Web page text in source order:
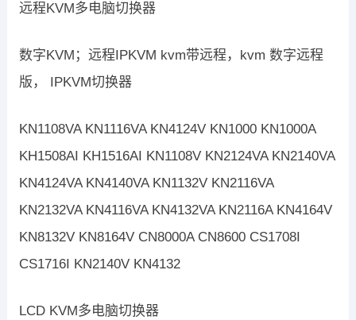
远程KVM多电脑切换器
数字KVM；远程IPKVM kvm带远程，kvm 数字远程
版， IPKVM切换器
KN1108VA KN1116VA KN4124V KN1000 KN1000A
KH1508AI KH1516AI KN1108V KN2124VA KN2140VA
KN4124VA KN4140VA KN1132V KN2116VA
KN2132VA KN4116VA KN4132VA KN2116A KN4164V
KN8132V KN8164V CN8000A CN8600 CS1708I
CS1716I KN2140V KN4132
LCD KVM多电脑切换器